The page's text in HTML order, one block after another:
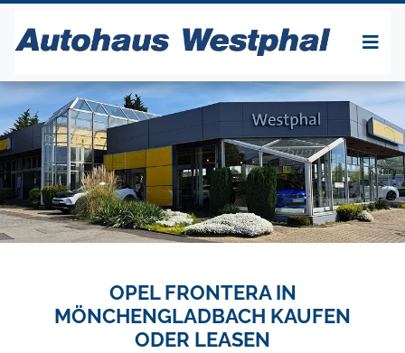
OPEL FRONTERA IN
MÖNCHENGLADBACH KAUFEN
ODER LEASEN